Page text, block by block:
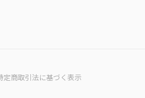
定商取引法に基づく表示